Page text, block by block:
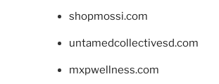
shopmossi.com
untamedcollectivesd.com
mxpwellness.com